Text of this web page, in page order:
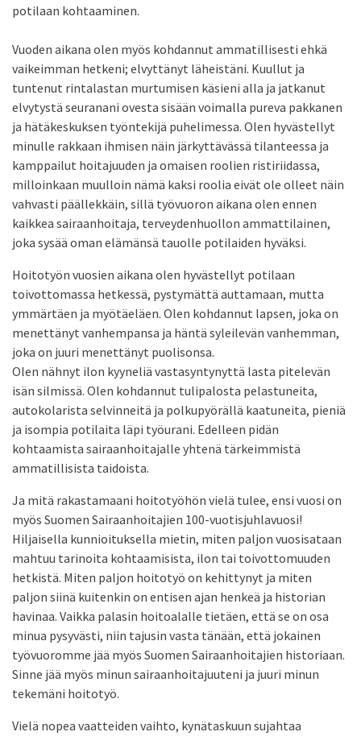
potilaan kohtaaminen.
Vuoden aikana olen myös kohdannut ammatillisesti ehkä
vaikeimman hetkeni; elvyttänyt läheistäni. Kuullut ja
tuntenut rintalastan murtumisen käsieni alla ja jatkanut
elvytystä seuranani ovesta sisään voimalla pureva pakkanen
ja hätäkeskuksen työntekijä puhelimessa. Olen hyvästellyt
minulle rakkaan ihmisen näin järkyttävässä tilanteessa ja
kamppailut hoitajuuden ja omaisen roolien ristiriidassa,
milloinkaan muulloin nämä kaksi roolia eivät ole olleet näin
vahvasti päällekkäin, sillä työvuoron aikana olen ennen
kaikkea sairaanhoitaja, terveydenhuollon ammattilainen,
joka sysää oman elämänsä tauolle potilaiden hyväksi.
Hoitotyön vuosien aikana olen hyvästellyt potilaan
toivottomassa hetkessä, pystymättä auttamaan, mutta
ymmärtäen ja myötäeläen. Olen kohdannut lapsen, joka on
menettänyt vanhempansa ja häntä syleilevän vanhemman,
joka on juuri menettänyt puolisonsa.
Olen nähnyt ilon kyyneliä vastasyntynyttä lasta pitelevän
isän silmissä. Olen kohdannut tulipalosta pelastuneita,
autokolarista selvinneitä ja polkupyörällä kaatuneita, pieniä
ja isompia potilaita läpi työurani. Edelleen pidän
kohtaamista sairaanhoitajalle yhtenä tärkeimmistä
ammatillisista taidoista.
Ja mitä rakastamaani hoitotyöhön vielä tulee, ensi vuosi on
myös Suomen Sairaanhoitajien 100-vuotisjuhlavuosi!
Hiljaisella kunnioituksella mietin, miten paljon vuosisataan
mahtuu tarinoita kohtaamisista, ilon tai toivottomuuden
hetkistä. Miten paljon hoitotyö on kehittynyt ja miten
paljon siinä kuitenkin on entisen ajan henkeä ja historian
havinaa. Vaikka palasin hoitoalalle tietäen, että se on osa
minua pysyvästi, niin tajusin vasta tänään, että jokainen
työvuoromme jää myös Suomen Sairaanhoitajien historiaan.
Sinne jää myös minun sairaanhoitajuuteni ja juuri minun
tekemäni hoitotyö.
Vielä nopea vaatteiden vaihto, kynätaskuun sujahtaa